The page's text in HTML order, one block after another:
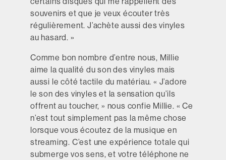
souvenirs et que je veux écouter très
régulièrement. J’achète aussi des vinyles
au hasard. »
Comme bon nombre d’entre nous, Millie
aime la qualité du son des vinyles mais
aussi le côté tactile du matériau. « J’adore
le son des vinyles et la sensation qu’ils
offrent au toucher, » nous confie Millie. « Ce
n’est tout simplement pas la même chose
lorsque vous écoutez de la musique en
streaming. C’est une expérience totale qui
submerge vos sens, et votre téléphone ne